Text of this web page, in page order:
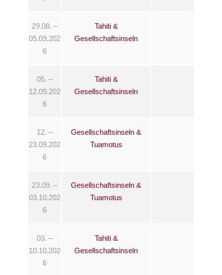
29.08. –
05.09.202
6
Tahiti &
Gesellschaftsinseln
05. –
12.09.202
6
Tahiti &
Gesellschaftsinseln
12. –
23.09.202
6
Gesellschaftsinseln &
Tuamotus
23.09. –
03.10.202
6
Gesellschaftsinseln &
Tuamotus
03. –
10.10.202
6
Tahiti &
Gesellschaftsinseln